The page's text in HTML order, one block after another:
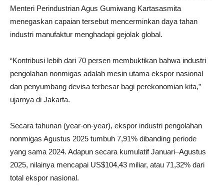
Menteri Perindustrian Agus Gumiwang Kartasasmita
menegaskan capaian tersebut mencerminkan daya tahan
industri manufaktur menghadapi gejolak global.
“Kontribusi lebih dari 70 persen membuktikan bahwa industri
pengolahan nonmigas adalah mesin utama ekspor nasional
dan penyumbang devisa terbesar bagi perekonomian kita,”
ujarnya di Jakarta.
Secara tahunan (year-on-year), ekspor industri pengolahan
nonmigas Agustus 2025 tumbuh 7,91% dibanding periode
yang sama 2024. Adapun secara kumulatif Januari–Agustus
2025, nilainya mencapai US$104,43 miliar, atau 71,32% dari
total ekspor nasional.